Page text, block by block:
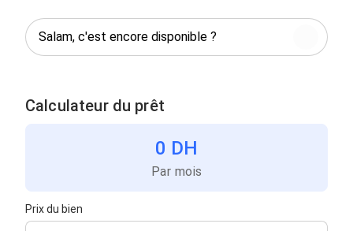
Calculateur du prêt
Prix du bien
0 DH
Par mois